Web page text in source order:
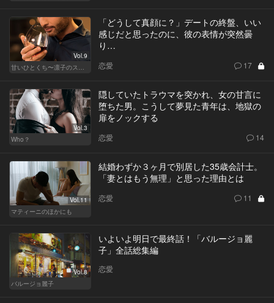
Vol.9
「どうして真顔に？」デートの終盤、いい
感じだと思ったのに、彼の表情が突然曇
り…
恋愛 17
Vol.3
Who？
隠していたトラウマを突かれ、女の甘言に
堕ちた男。こうして夢見た青年は、地獄の
扉をノックする
恋愛 14
Vol.11
マティーニのほかにも
結婚わずか３ヶ月で別居した35歳会計士。
「妻とはもう無理」と思った理由とは
恋愛 11
Vol.8
バルージョ麗子
いよいよ明日で最終話！「バルージョ麗
子」全話総集編
恋愛